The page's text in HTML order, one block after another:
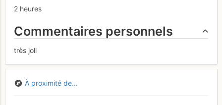
2 heures
Commentaires personnels
très joli
À proximité de...